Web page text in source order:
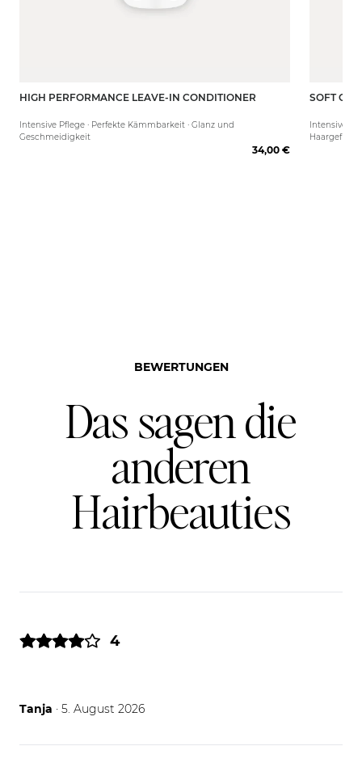
250 ml
HIGH PERFORMANCE LEAVE-IN CONDITIONER
Intensive Pflege · Perfekte Kämmbarkeit · Glanz und
Geschmeidigkeit
34,00 €
50 ml SOFT
Intensive
Haargefühl
BEWERTUNGEN
Das sagen die
anderen
Hairbeauties
4
Tanja 05.08.26
· 5. August 2026